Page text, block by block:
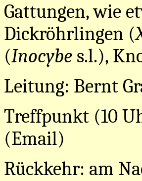
Gattungen, wie
Dickröhrlingen (
(Inocybe s.l.),
Leitung: Bernt
Treffpunkt (10
(Email)
Rückkehr: am